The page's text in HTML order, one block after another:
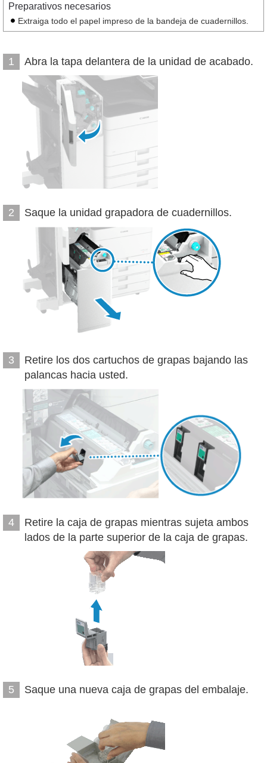
Preparativos necesarios
Extraiga todo el papel impreso de la bandeja de cuadernillos.
1 Abra la tapa delantera de la unidad de acabado.
2 Saque la unidad grapadora de cuadernillos.
3
Retire los dos cartuchos de grapas bajando las
palancas hacia usted.
4
Retire la caja de grapas mientras sujeta ambos
lados de la parte superior de la caja de grapas.
5 Saque una nueva caja de grapas del embalaje.